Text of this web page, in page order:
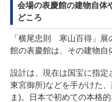
会場の表慶館の建物自体
どころ
「横尾忠則 寒山百得」展
館の表慶館は、その建物自
設計は、現在は国宝に指定
東宮御所)などを手がけた
ま)。日本で初めての本格